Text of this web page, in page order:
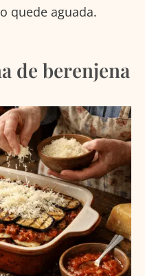
quede aguada.
de berenjena